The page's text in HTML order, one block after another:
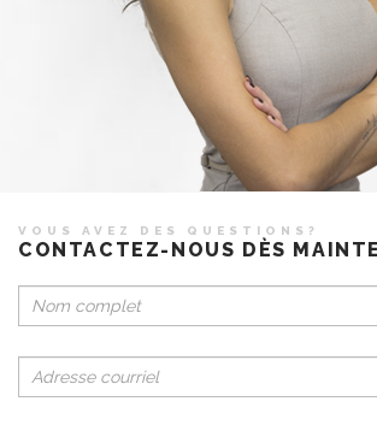
VOUS AVEZ DES QUESTIONS?
CONTACTEZ-NOUS DÈS